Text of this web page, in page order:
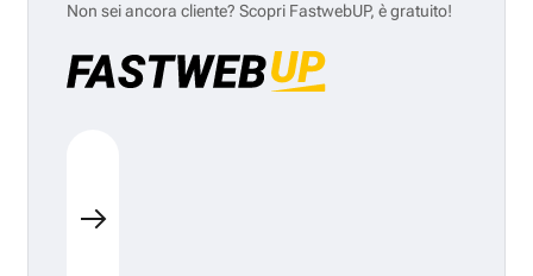
Non sei ancora cliente? Scopri FastwebUP, è gratuito!